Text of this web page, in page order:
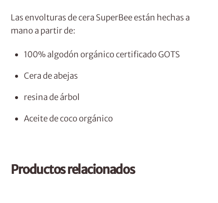
Las envolturas de cera SuperBee están hechas a
mano a partir de:
100% algodón orgánico certificado GOTS
Cera de abejas
resina de árbol
Aceite de coco orgánico
Productos relacionados